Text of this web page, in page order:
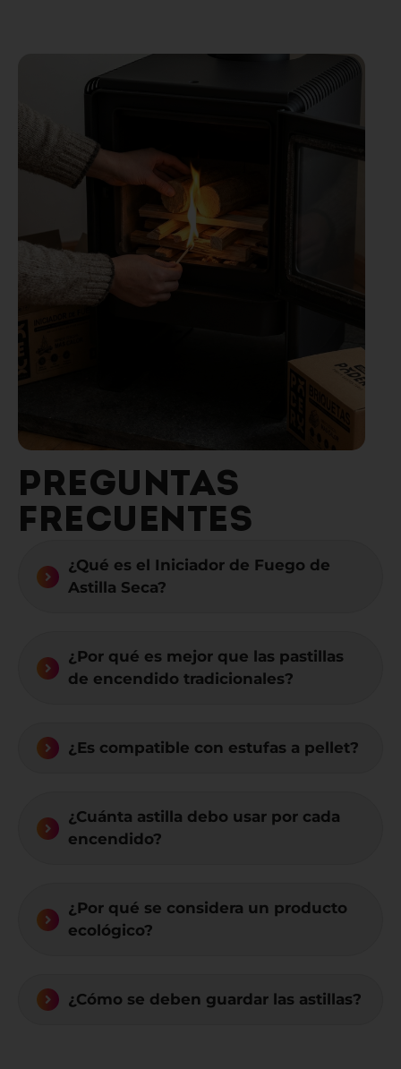
PREGUNTAS
FRECUENTES
¿Qué es el Iniciador de Fuego de
Astilla Seca?
¿Por qué es mejor que las pastillas
de encendido tradicionales?
¿Es compatible con estufas a pellet?
¿Cuánta astilla debo usar por cada
encendido?
¿Por qué se considera un producto
ecológico?
¿Cómo se deben guardar las astillas?